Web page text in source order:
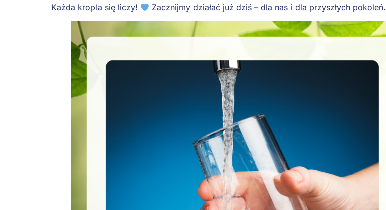
Każda kropla się liczy!
Zacznijmy działać już dziś – dla nas i dla przyszłych pokoleń.